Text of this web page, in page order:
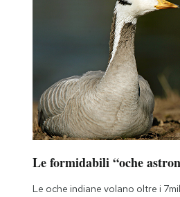
Le formidabili “oche
Le oche indiane volano oltre i